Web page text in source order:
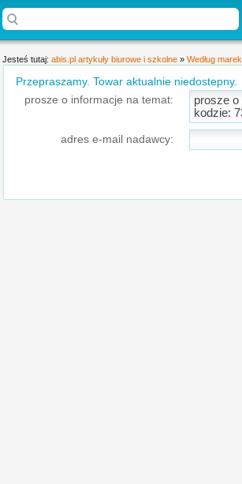
Jesteś tutaj: abis.pl artykuły biurowe i szkolne » Według marek
Przepraszamy. Towar aktualnie niedostepny.
prosze o informacje na temat:
adres e-mail nadawcy: